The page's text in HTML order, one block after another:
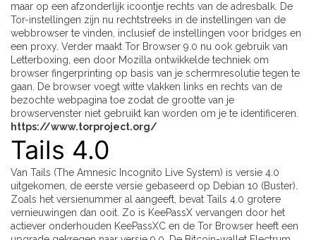
maar op een afzonderlijk icoontje rechts van de adresbalk. De
Tor-instellingen zijn nu rechtstreeks in de instellingen van de
webbrowser te vinden, inclusief de instellingen voor bridges en
een proxy. Verder maakt Tor Browser 9.0 nu ook gebruik van
Letterboxing, een door Mozilla ontwikkelde techniek om
browser fingerprinting op basis van je schermresolutie tegen te
gaan. De browser voegt witte vlakken links en rechts van de
bezochte webpagina toe zodat de grootte van je
browservenster niet gebruikt kan worden om je te identificeren.
https://www.torproject.org/
Tails 4.0
Van Tails (The Amnesic Incognito Live System) is versie 4.0
uitgekomen, de eerste versie gebaseerd op Debian 10 (Buster).
Zoals het versienummer al aangeeft, bevat Tails 4.0 grotere
vernieuwingen dan ooit. Zo is KeePassX vervangen door het
actiever onderhouden KeePassXC en de Tor Browser heeft een